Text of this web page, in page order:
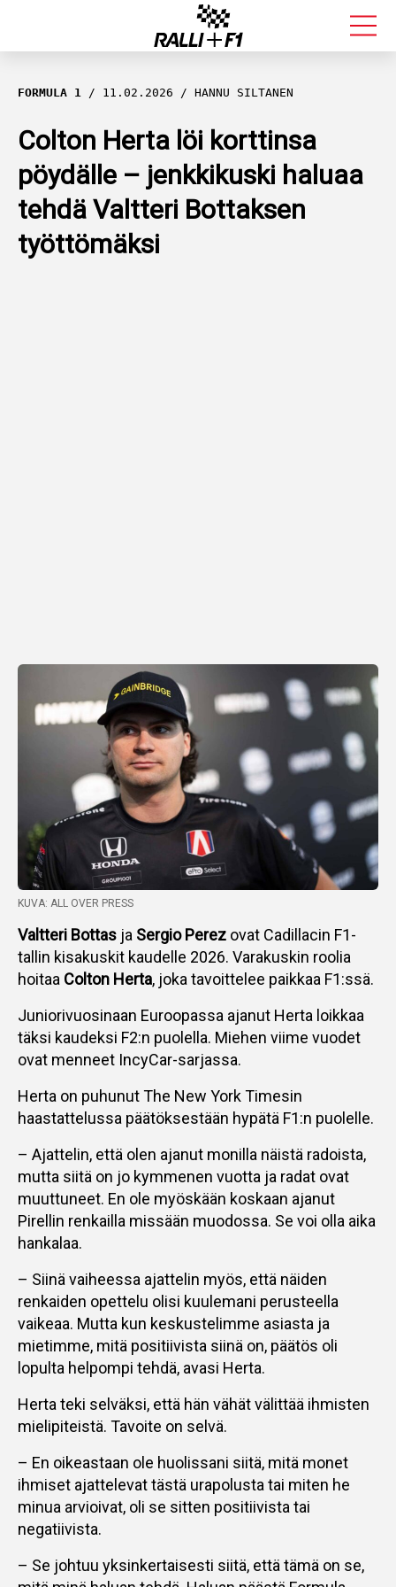
FORMULA 1
RALLI
KALLE ROVANPERÄ
VALTTERI BOTTAS
FORMULA 1 11.02.2026 HANNU SILTANEN
Colton Herta löi korttinsa
pöydälle – jenkkikuski haluaa
tehdä Valtteri Bottaksen
työttömäksi
KUVA: ALL OVER PRESS
Valtteri Bottas ja Sergio Perez ovat Cadillacin F1-
tallin kisakuskit kaudelle 2026. Varakuskin roolia
hoitaa Colton Herta, joka tavoittelee paikkaa F1:ssä.
Juniorivuosinaan Euroopassa ajanut Herta loikkaa
täksi kaudeksi F2:n puolella. Miehen viime vuodet
ovat menneet IncyCar-sarjassa.
Herta on puhunut The New York Timesin
haastattelussa päätöksestään hypätä F1:n puolelle.
– Ajattelin, että olen ajanut monilla näistä radoista,
mutta siitä on jo kymmenen vuotta ja radat ovat
muuttuneet. En ole myöskään koskaan ajanut
Pirellin renkailla missään muodossa. Se voi olla aika
hankalaa.
– Siinä vaiheessa ajattelin myös, että näiden
renkaiden opettelu olisi kuulemani perusteella
vaikeaa. Mutta kun keskustelimme asiasta ja
mietimme, mitä positiivista siinä on, päätös oli
lopulta helpompi tehdä, avasi Herta.
Herta teki selväksi, että hän vähät välittää ihmisten
mielipiteistä. Tavoite on selvä.
– En oikeastaan ole huolissani siitä, mitä monet
ihmiset ajattelevat tästä urapolusta tai miten he
minua arvioivat, oli se sitten positiivista tai
negatiivista.
– Se johtuu yksinkertaisesti siitä, että tämä on se,